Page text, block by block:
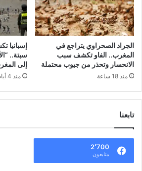
الجراد الصحراوي يتراجع في
المغرب.. الفاو تكشف سبب
الانحسار وتحذر من جيوب محتملة
منذ 18 ساعة
إسبانيا
سبتة..
إلى
منذ 4 أيام
تابعنا
2٬700
متابعون